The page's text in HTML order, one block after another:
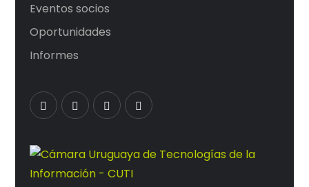
Eventos socios
Oportunidades
Informes